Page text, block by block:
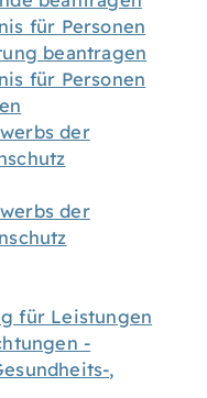
für Personen
beantragen
für Personen
der
der
für Leistungen
-
,